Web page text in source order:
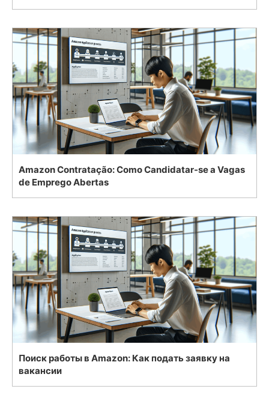
Amazon Contratação: Como Candidatar-se a Vagas
de Emprego Abertas
Поиск работы в Amazon: Как подать заявку на
вакансии